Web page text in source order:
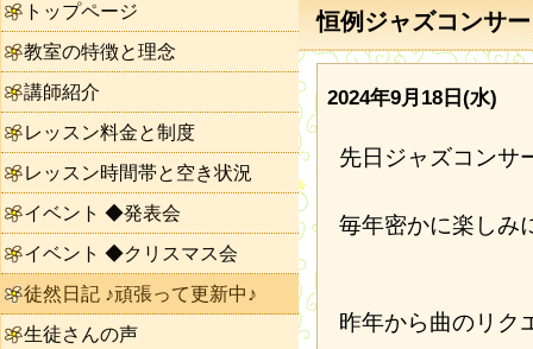
恒例ジャズコンサ
2024年9月18日(水)
先日ジャズコンサ
毎年密かに楽しみ
昨年から曲のリク
トップページ
教室の特徴と理念
講師紹介
レッスン料金と制度
レッスン時間帯と空き状況
イベント ◆発表会
イベント ◆クリスマス会
徒然日記 ♪頑張って更新中♪
生徒さんの声